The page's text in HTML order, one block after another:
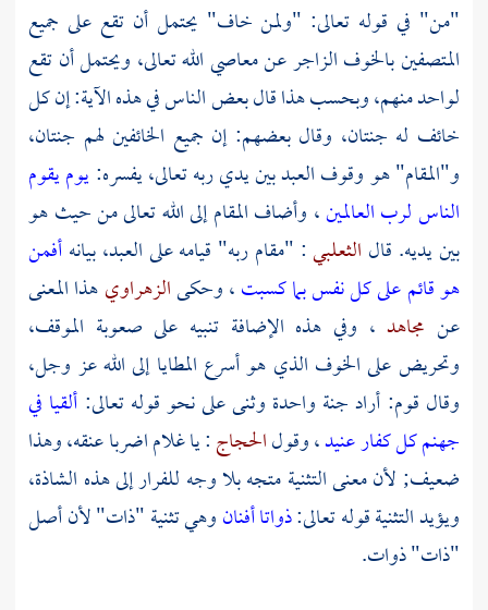
"من" في قوله تعالى: "ولمن خاف" يحتمل أن تقع على جميع
المتصفين بالخوف الزاجر عن معاصي الله تعالى، ويحتمل أن تقع
لواحد منهم، وبحسب هذا قال بعض الناس في هذه الآية: إن كل
خائف له جنتان، وقال بعضهم: إن جميع الخائفين لهم جنتان،
و"المقام" هو وقوف العبد بين يدي ربه تعالى، يفسره:يوم يقوم
الناس لرب العالمين، وأضاف المقام إلى الله تعالى من حيث هو
بين يديه. قال الثعلبي: "مقام ربه" قيامه على العبد، بيانهأفمن
هو قائم على كل نفس بما كسبت، وحكىالزهراويهذا المعنى
عن مجاهد ، وفي هذه الإضافة تنبيه على صعوبة الموقف،
وتحريض على الخوف الذي هو أسرع المطايا إلى الله عز وجل،
وقال قوم: أراد جنة واحدة وثنى على نحو قوله تعالى: ألقيا في
جهنم كل كفار عنيد، وقولالحجاج: يا غلام اضربا عنقه، وهذا
ضعيف; لأن معنى التثنية متجه بلا وجه للفرار إلى هذه الشاذة،
ويؤيد التثنية قوله تعالى:ذواتا أفنانوهي تثنية "ذات" لأن أصل
"ذات" ذوات.